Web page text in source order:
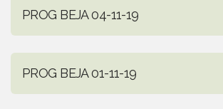
PROG BEJA 04-11-19
PROG BEJA 01-11-19